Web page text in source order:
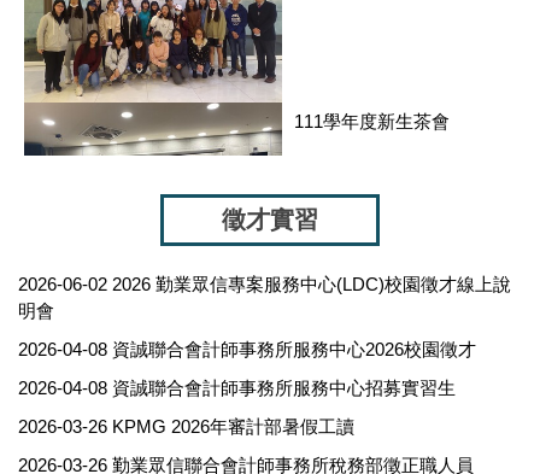
112學年度66週年校慶系友
徵才實習
2026-06-02 2026 勤業眾信專案服務中心(LDC)校園徵才線上說
明會
2026-04-08 資誠聯合會計師事務所服務中心2026校園徵才
2026-04-08 資誠聯合會計師事務所服務中心招募實習生
2026-03-26 KPMG 2026年審計部暑假工讀
2026-03-26 勤業眾信聯合會計師事務所稅務部徵正職人員